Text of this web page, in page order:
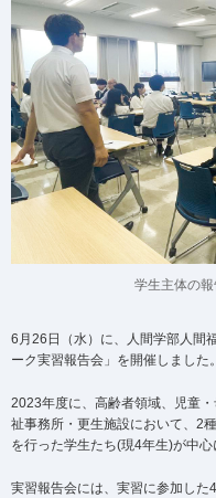
学生主体の
6月26日（水）に、人間学部人間
ーク実習報告会」を開催しました。
2023年度に、高齢者領域、児童
祉事務所・更生施設において、2
を行った学生たち(現4年生)が中心
実習報告会には、実習に参加し